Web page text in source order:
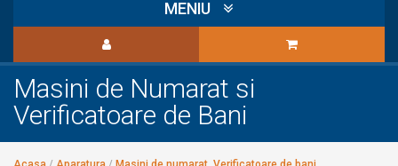
MENIU
Masini de Numarat si
Verificatoare de Bani